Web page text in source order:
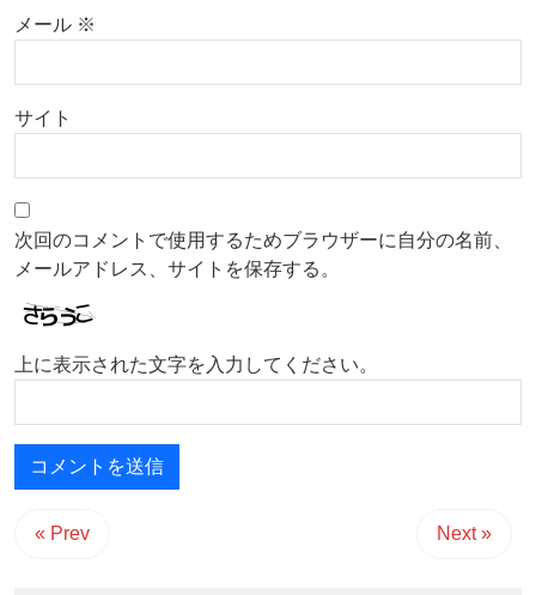
メール ※
サイト
次回のコメントで使用するためブラウザーに自分の名前、
メールアドレス、サイトを保存する。
上に表示された文字を入力してください。
« Prev Next »